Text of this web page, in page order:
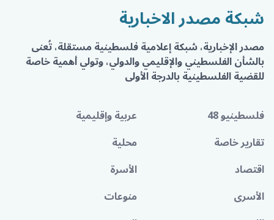
شبكة مصدر الاخبارية
مصدر الإخبارية، شبكة إعلامية فلسطينية مستقلة، تُعنى
بالشأن الفلسطيني والإقليمي والدولي، وتولي أهمية خاصة
للقضية الفلسطينية بالدرجة الأولى
فلسطينيو 48
عربية وإقليمية
تقارير خاصة
محلية
اقتصاد
الأسرة
الأسرى
منوعات